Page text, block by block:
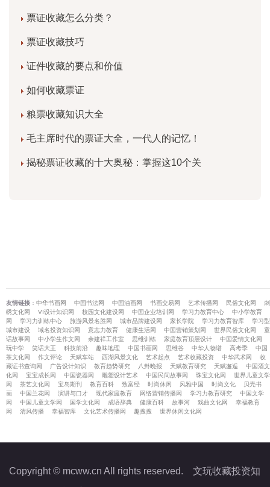
票证收藏怎么分类？
票证收藏技巧
证件收藏的要点和价值
如何收藏票证
粮票收藏知识大全
毛主席时代的票证大全，一代人的记忆！
揭秘票证收藏的十大奥秘：掌握这10个关
友情链接 ： 中华书画网 中国书法网 中国油画网 书画交易网 艺术传播网 民俗文化网
刺
绣文化网
VI设计知识网 校园文化建设网 中国企业培训网 学习力教育中心
中小学教育
网
学习力训练中心 旅游风景名胜网 城市品牌建设网 家长学院 学习力教育智库
学习型
城市建设
域名投资知识网 意志力教育 健康生活网 中国营销策划网 世界民俗文化网
童
话故事网
中小学生作文网 余建祥工作室 思维训练 家庭教育顶层设计
中国爱情文化网
玩中学
笑话大王 科技前沿 趣味地理 中国书画网 思维谷 中华人物谱 高考季
中国
茶文化网
作文评论 天赋车站 西湖风景文化 艺术起点 艺术收藏投资 中华武术网
收
藏证书查询网
广告设计知识 教育趋势研究 八卦晚报 天赋教育研究 天赋邂逅
中国酒文
化网
宝宝成长网 中国瓷器网 雕塑设计艺术 中国民间故事网 珠宝文化网
世界儿童文学
网
茶艺文化网 宝岛期刊 教育百科 致富经 时尚休闲 风雅中国 时尚文化
贝壳书
画
中国兰花网 演讲与口才 现代家庭教育 网络营销传播网 学习力教育研究
中国文学
网
中国儿童文学网 国学文化网 成语辞典 健康百科 故事河 戏曲文化网
幸福教育
网
清风传播 幸福智库 文化艺术传播网 趣搜搜 世界休闲文化网
Copyright © mcww.cn All rights reserved. 文玩收藏投资知